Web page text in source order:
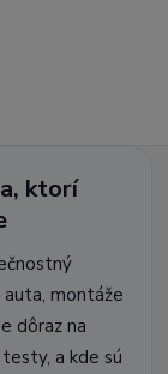
ktorí
montáže
dôraz na
a kde sú